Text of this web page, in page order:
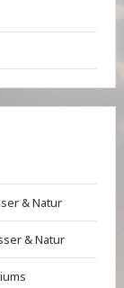
& Natur
& Natur